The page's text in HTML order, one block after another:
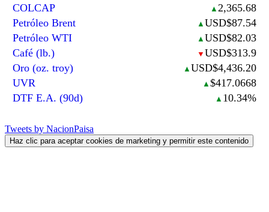
COLCAP
▲ 2,365.68
Petróleo Brent
▲ USD$87.54
Petróleo WTI
▲ USD$82.03
Café (lb.)
▼ USD$313.9
Oro (oz. troy)
▲ USD$4,436.20
UVR
▲ $417.0668
DTF E.A. (90d)
▲ 10.34%
Tweets by NacionPaisa
Haz clic para aceptar cookies de marketing y permitir este contenido